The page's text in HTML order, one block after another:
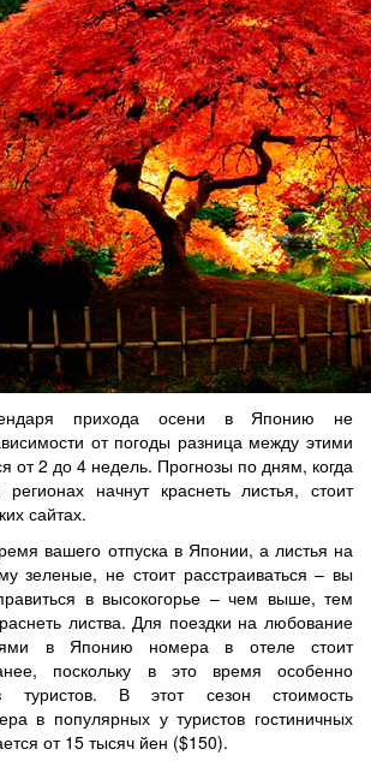
прихода осени в Японию не
от погоды разница между этими
от 2 до 4 недель. Прогнозы по дням, когда
начнут краснеть листья, стоит
сайтах.
вашего отпуска в Японии, а листья на
зеленые, не стоит расстраиваться – вы
в высокогорье – чем выше, тем
листва. Для поездки на любование
в Японию номера в отеле стоит
поскольку в это время особенно
туристов. В этот сезон стоимость
в популярных у туристов гостиничных
от 15 тысяч йен ($150).